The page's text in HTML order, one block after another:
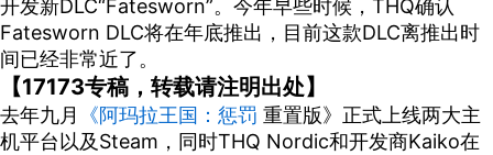
开发新DLC“Fatesworn”。今年早些时候，THQ确认
Fatesworn DLC将在年底推出，目前这款DLC离推出时
间已经非常近了。
【17173专稿，转载请注明出处】
去年九月 《阿玛拉王国：惩罚 重置版》正式上线两大主
机平台以及Steam，同时THQ Nordic和开发商Kaiko在